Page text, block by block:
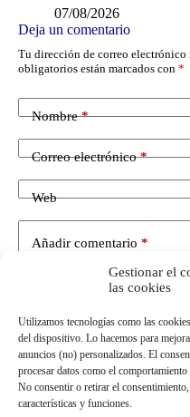
Gestionar el
las cookies
Utilizamos tecnologías como las
del dispositivo. Lo hacemos para
anuncios (no) personalizados. El
procesar datos como el
No consentir o retirar el
características y funciones.
07/08/2026
Deja un comentario
Tu dirección de correo electrónico
obligatorios están marcados con *
Nombre*
Correo electrónico*
Web
Añadir comentario *
Publicar el comentario